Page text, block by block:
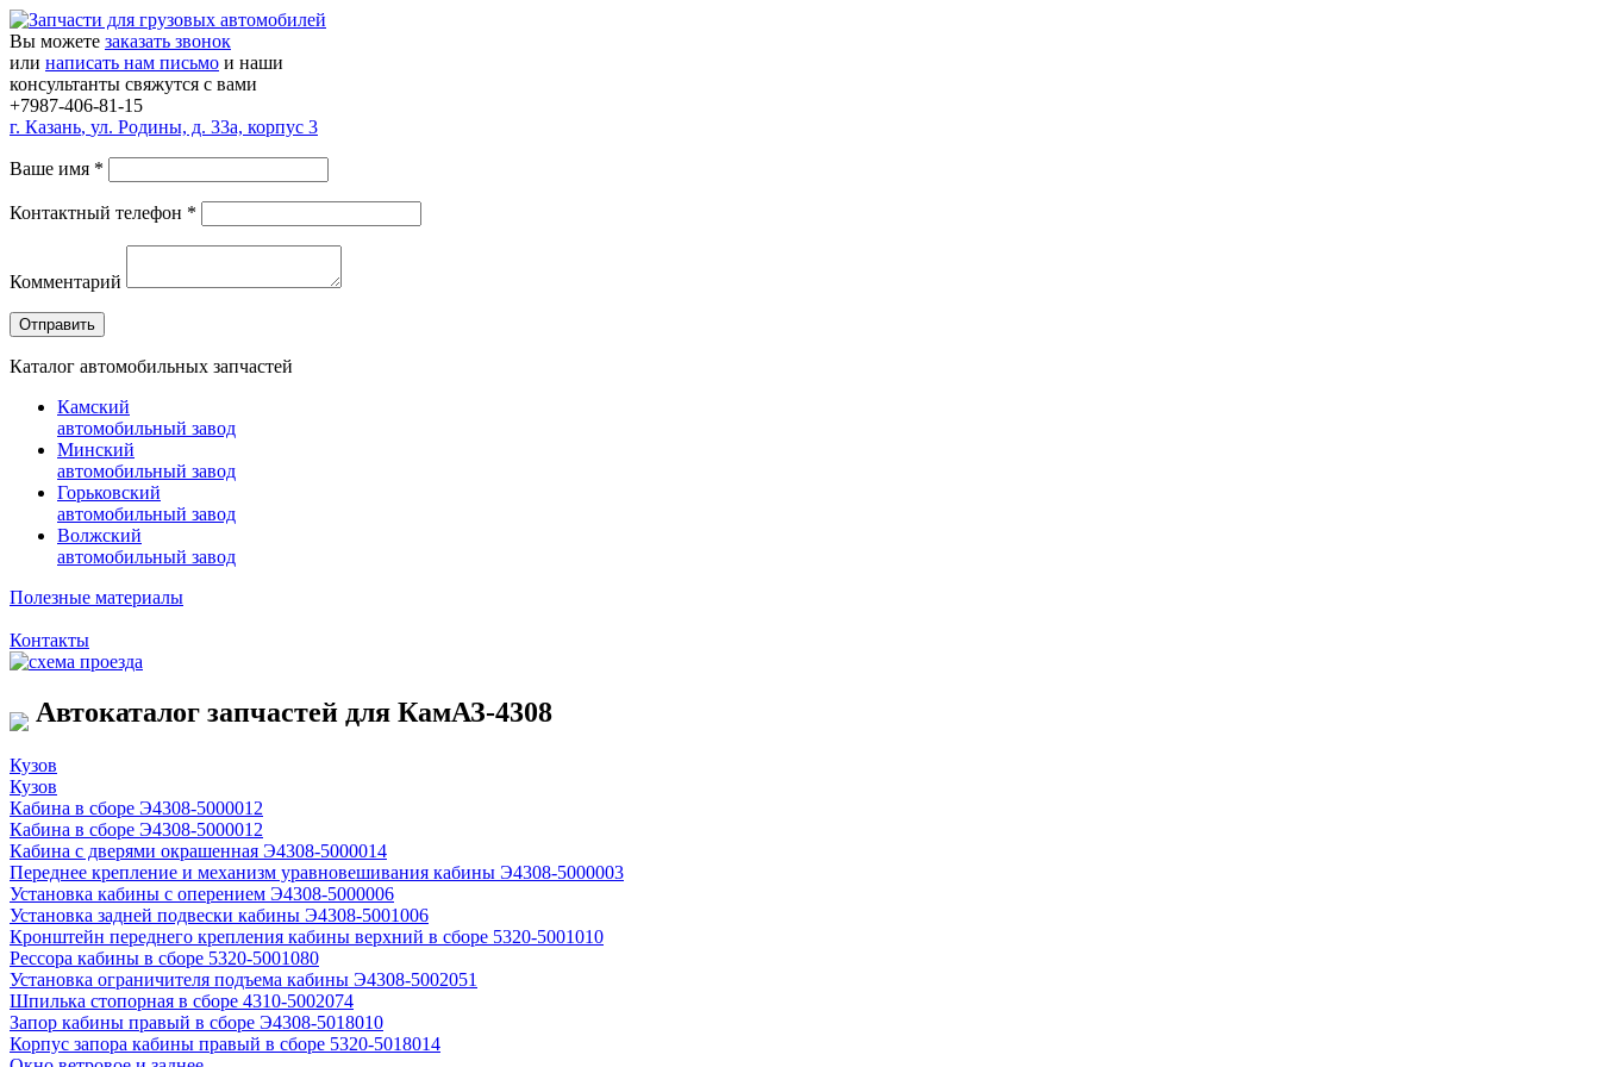
Вы можете заказать звонок
или написать нам письмо и наши
консультанты свяжутся с вами
+7987-406-81-15
г. Казань, ул. Родины, д. 33а, корпус 3
Ваше имя *
Контактный телефон *
Комментарий
Каталог автомобильных запчастей
Камский
автомобильный завод
Минский
автомобильный завод
Горьковский
автомобильный завод
Волжский
автомобильный завод
Полезные материалы
Контакты
Автокаталог запчастей для КамАЗ-4308
Кузов
Кузов
Кабина в сборе Э4308-5000012
Кабина в сборе Э4308-5000012
Кабина с дверями окрашенная Э4308-5000014
Переднее крепление и механизм уравновешивания кабины Э4308-5000003
Установка кабины с оперением Э4308-5000006
Установка задней подвески кабины Э4308-5001006
Кронштейн переднего крепления кабины верхний в сборе 5320-5001010
Рессора кабины в сборе 5320-5001080
Установка ограничителя подъема кабины Э4308-5002051
Шпилька стопорная в сборе 4310-5002074
Запор кабины правый в сборе Э4308-5018010
Корпус запора кабины правый в сборе 5320-5018014